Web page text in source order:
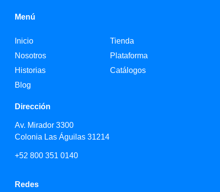
Menú
Inicio
Nosotros
Historias
Blog
Tienda
Plataforma
Catálogos
Dirección
Av. Mirador 3300
Colonia Las Águilas 31214
+52 800 351 0140
Redes